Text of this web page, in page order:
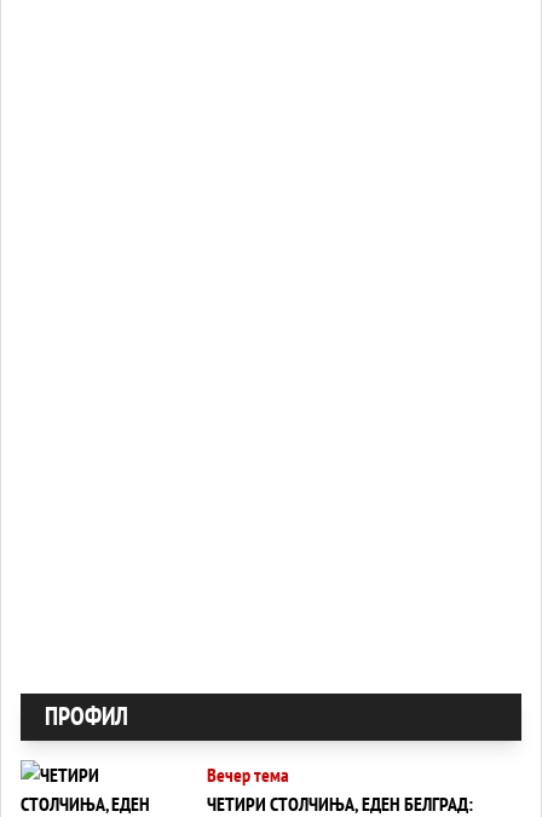
ПРОФИЛ
Вечер тема
ЧЕТИРИ СТОЛЧИЊА, ЕДЕН БЕЛГРАД: